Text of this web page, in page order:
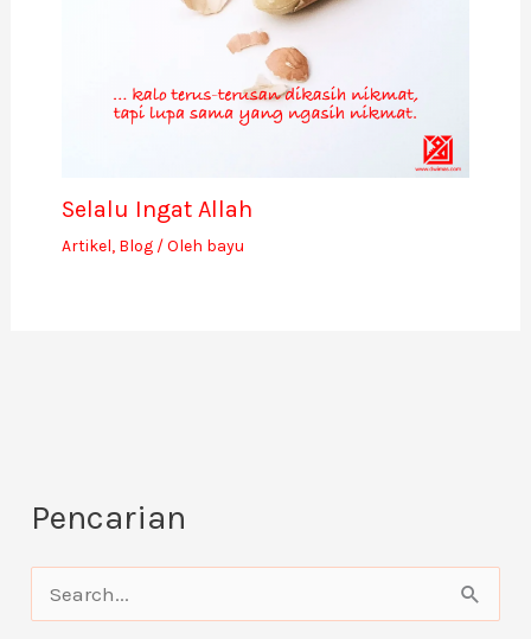
Selalu Ingat Allah
Artikel, Blog/ Oleh bayu
Pencarian
a